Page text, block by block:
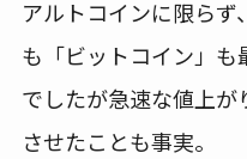
アルトコインに限ら
も「ビットコイン」
でしたが急速な値上
させたことも事実。